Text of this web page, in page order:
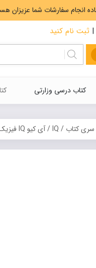
| ثبت نام کنید
کتاب درسی وزارتی
سری کتاب /
IQ/ آی کیو IQ فیزیک یازدهم تجربی گاج